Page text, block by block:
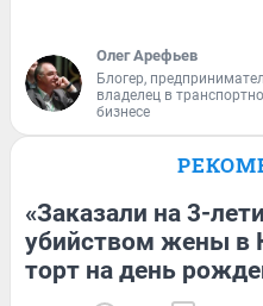
Олег Арефьев
Блогер,
владелец в
бизнесе
«Заказали на 3-
убийством жены в
торт на день